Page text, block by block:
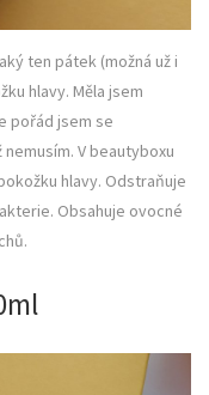
ten pátek (možná už i
hlavy. Měla jsem
pořád jsem se
nemusím. V beautyboxu
hlavy. Odstraňuje
Obsahuje ovocné